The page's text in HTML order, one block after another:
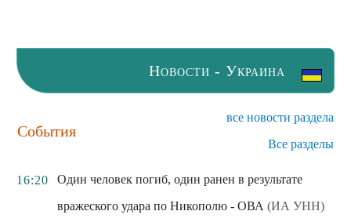
Новости - Украина
События
все новости раздела
Все разделы
16:20
Один человек погиб, один ранен в результате
вражеского удара по Никополю - ОВА (ИА УНН)